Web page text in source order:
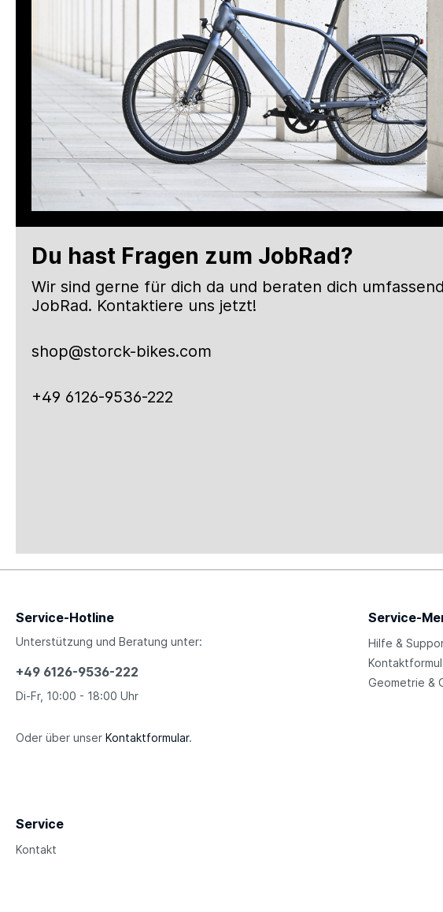
Du hast Fragen zum JobRad?
Wir sind gerne für dich da und beraten dich
JobRad. Kontaktiere uns jetzt!
shop@storck-bikes.com
+49 6126-9536-222
Service-Hotline
Unterstützung und Beratung unter:
+49 6126-9536-222
Di-Fr, 10:00 - 18:00 Uhr
Oder über unser Kontaktformular.
Service-
Hilfe &
Geometrie &
Service
Kontakt